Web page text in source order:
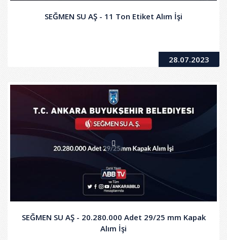
SEĞMEN SU AŞ - 11 Ton Etiket Alım İşi
28.07.2023
SEĞMEN SU AŞ - 20.280.000 Adet 29/25 mm Kapak
Alım İşi